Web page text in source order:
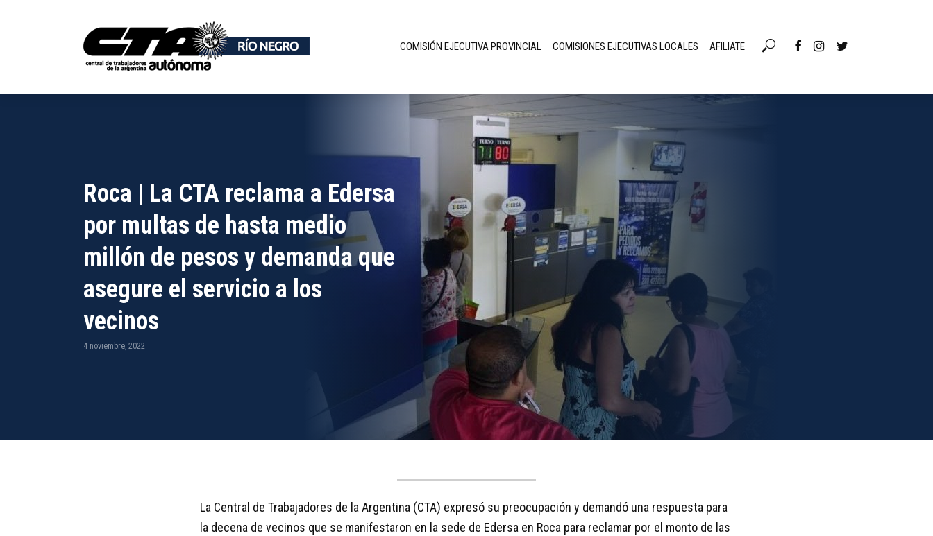
COMISIÓN EJECUTIVA PROVINCIAL COMISIONES EJECUTIVAS LOCALES AFILIATE
Roca | La CTA reclama a Edersa
por multas de hasta medio
millón de pesos y demanda que
asegure el servicio a los
vecinos
4 noviembre, 2022
La Central de Trabajadores de la Argentina (CTA) expresó su preocupación y demandó una respuesta para
la decena de vecinos que se manifestaron en la sede de Edersa en Roca para reclamar por el monto de las